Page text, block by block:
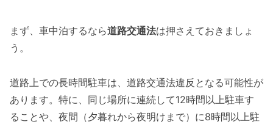
まず、車中泊するなら道路交通法は押さえておきましょ
う。
道路上での長時間駐車は、道路交通法違反となる可能性が
あります。特に、同じ場所に連続して12時間以上駐車す
ることや、夜間（夕暮れから夜明けまで）に8時間以上駐